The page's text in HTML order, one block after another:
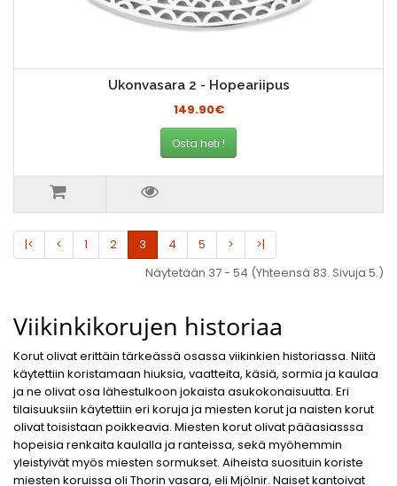
Ukonvasara 2 - Hopeariipus
149.90€
Osta heti !
|< < 1 2 3 4 5 >
>|
Näytetään 37 - 54 (Yhteensä 83. Sivuja 5.)
Viikinkikorujen historiaa
Korut olivat erittäin tärkeässä osassa viikinkien historiassa. Niitä
käytettiin koristamaan hiuksia, vaatteita, käsiä, sormia ja kaulaa
ja ne olivat osa lähestulkoon jokaista asukokonaisuutta. Eri
tilaisuuksiin käytettiin eri koruja ja miesten korut ja naisten korut
olivat toisistaan poikkeavia. Miesten korut olivat pääasiasssa
hopeisia renkaita kaulalla ja ranteissa, sekä myöhemmin
yleistyivät myös miesten sormukset. Aiheista suosituin koriste
miesten koruissa oli Thorin vasara, eli Mjölnir. Naiset kantoivat